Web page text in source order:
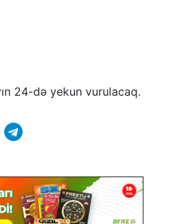
24-də yekun vurulacaq.